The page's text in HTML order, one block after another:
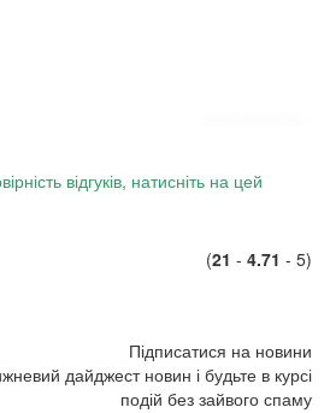
відгуків, натисніть на цей
(21 - 4.71 - 5)
Підписатися на новини
дайджест новин і будьте в курсі
подій без зайвого спаму